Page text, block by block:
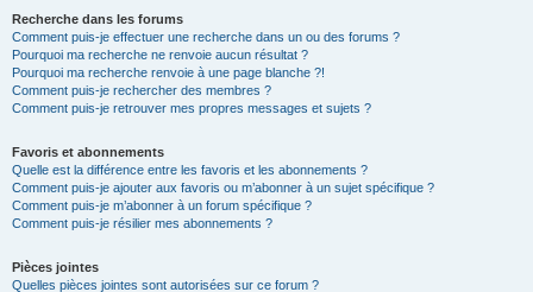
Recherche dans les forums
Comment puis-je effectuer une recherche dans un ou des forums ?
Pourquoi ma recherche ne renvoie aucun résultat ?
Pourquoi ma recherche renvoie à une page blanche ?!
Comment puis-je rechercher des membres ?
Comment puis-je retrouver mes propres messages et sujets ?
Favoris et abonnements
Quelle est la différence entre les favoris et les abonnements ?
Comment puis-je ajouter aux favoris ou m’abonner à un sujet spécifique ?
Comment puis-je m’abonner à un forum spécifique ?
Comment puis-je résilier mes abonnements ?
Pièces jointes
Quelles pièces jointes sont autorisées sur ce forum ?